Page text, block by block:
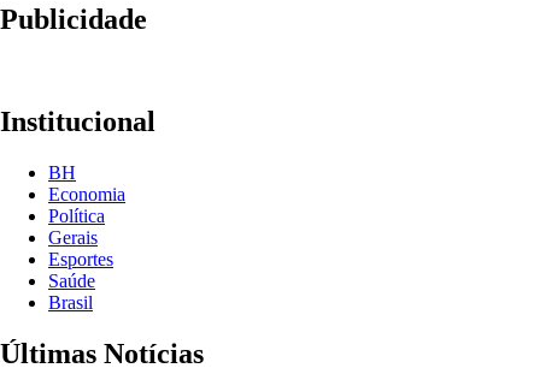
Publicidade
Institucional
BH
Economia
Política
Gerais
Esportes
Saúde
Brasil
Últimas Notícias